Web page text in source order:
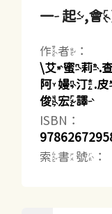
一起,
作者：
\艾蜜莉.查
阿嫚汀.皮
俊宏譯
ISBN：
索書號：